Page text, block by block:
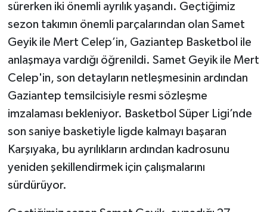
sürerken iki önemli ayrılık yaşandı. Geçtiğimiz
sezon takımın önemli parçalarından olan Samet
Geyik ile Mert Celep’in, Gaziantep Basketbol ile
anlaşmaya vardığı öğrenildi. Samet Geyik ile Mert
Celep'in, son detayların netleşmesinin ardından
Gaziantep temsilcisiyle resmi sözleşme
imzalaması bekleniyor. Basketbol Süper Ligi’nde
son saniye basketiyle ligde kalmayı başaran
Karşıyaka, bu ayrılıkların ardından kadrosunu
yeniden şekillendirmek için çalışmalarını
sürdürüyor.